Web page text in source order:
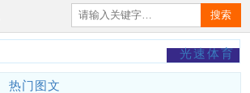
搜索
光速体育
热门图文